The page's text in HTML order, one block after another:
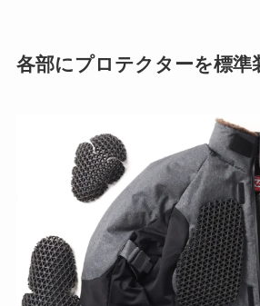
各部にプロテクターを標準